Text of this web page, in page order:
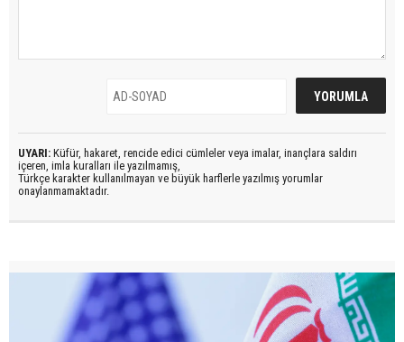
UYARI: Küfür, hakaret, rencide edici cümleler veya imalar, inançlara saldırı
içeren, imla kuralları ile yazılmamış,
Türkçe karakter kullanılmayan ve büyük harflerle yazılmış yorumlar
onaylanmamaktadır.